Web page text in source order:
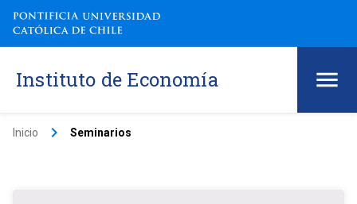
Instituto de Economía
Inicio keyboard_arrow_right Seminarios